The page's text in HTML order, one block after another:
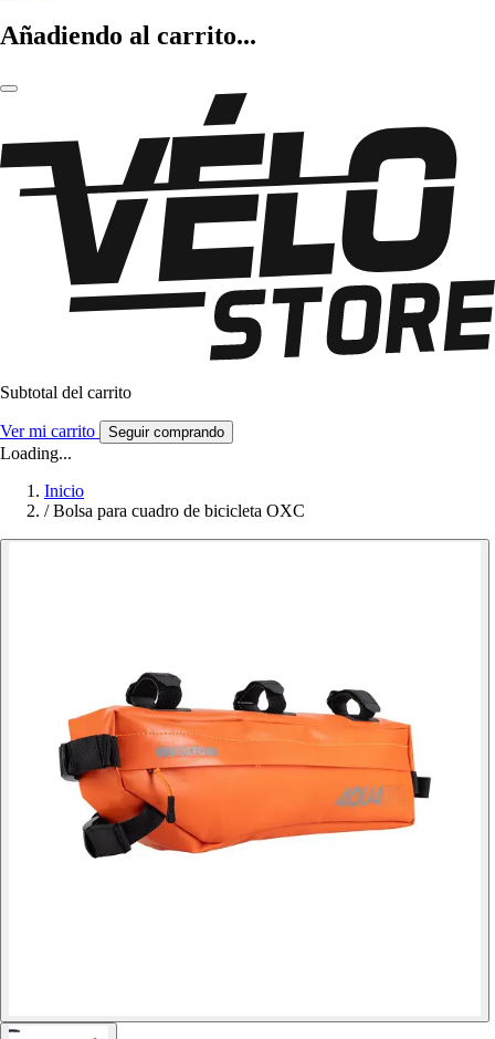
Añadiendo al carrito...
Subtotal del carrito
Ver mi carrito Seguir comprando
Loading...
Inicio
/ Bolsa para cuadro de bicicleta OXC